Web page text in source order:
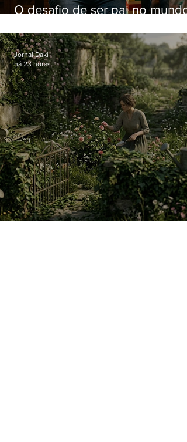
O desafio de ser pai no mundo
Jornal Daki
há 23 horas